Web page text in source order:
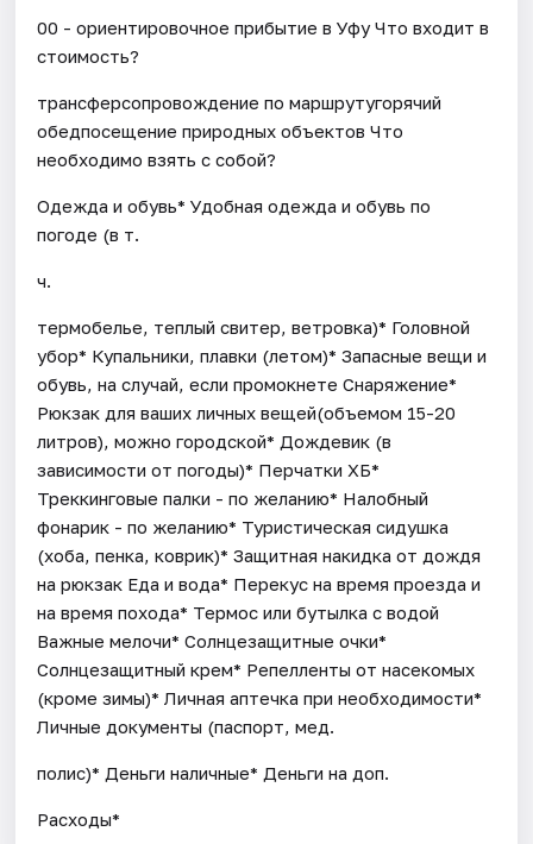
00 - ориентировочное прибытие в Уфу Что входит в
стоимость?
трансферсопровождение по маршрутугорячий
обедпосещение природных объектов Что
необходимо взять с собой?
Одежда и обувь* Удобная одежда и обувь по
погоде (в т.
ч.
термобелье, теплый свитер, ветровка)* Головной
убор* Купальники, плавки (летом)* Запасные вещи и
обувь, на случай, если промокнете Снаряжение*
Рюкзак для ваших личных вещей(объемом 15-20
литров), можно городской* Дождевик (в
зависимости от погоды)* Перчатки ХБ*
Треккинговые палки - по желанию* Налобный
фонарик - по желанию* Туристическая сидушка
(хоба, пенка, коврик)* Защитная накидка от дождя
на рюкзак Еда и вода* Перекус на время проезда и
на время похода* Термос или бутылка с водой
Важные мелочи* Солнцезащитные очки*
Солнцезащитный крем* Репелленты от насекомых
(кроме зимы)* Личная аптечка при необходимости*
Личные документы (паспорт, мед.
полис)* Деньги наличные* Деньги на доп.
Расходы*